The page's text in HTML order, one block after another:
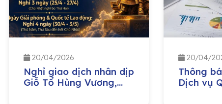
20/04/2026
Nghỉ giao dịch nhân dịp
Giỗ Tổ Hùng Vương,
20/04/
Thông
Dịch vụ